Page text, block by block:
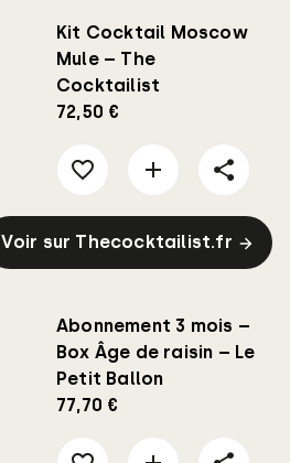
Kit Cocktail Moscow
Mule – The
Cocktailist
72,50 €
Voir sur Thecocktailist.fr
Abonnement 3 mois –
Box Âge de raisin – Le
Petit Ballon
77,70 €